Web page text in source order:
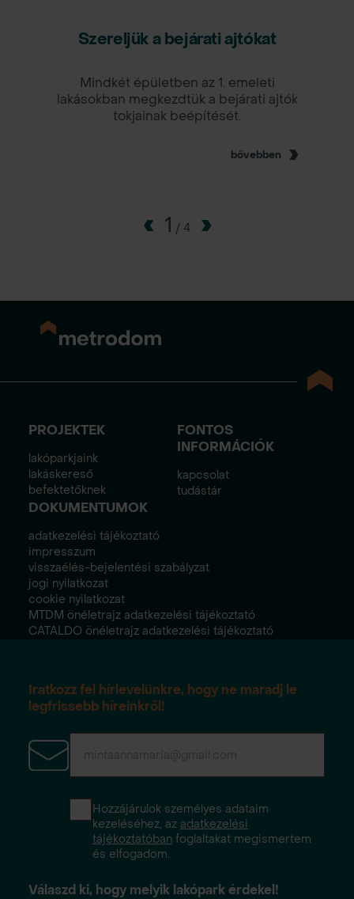
Szereljük a bejárati ajtókat
Mindkét épületben az 1. emeleti
lakásokban megkezdtük a bejárati ajtók
tokjainak beépítését.
bővebben
1 / 4
PROJEKTEK
lakóparkjaink
lakáskereső
befektetőknek
FONTOS
INFORMÁCIÓK
kapcsolat
tudástár
DOKUMENTUMOK
adatkezelési tájékoztató
impresszum
visszaélés-bejelentési szabályzat
jogi nyilatkozat
cookie nyilatkozat
MTDM önéletrajz adatkezelési tájékoztató
CATALDO önéletrajz adatkezelési tájékoztató
Iratkozz fel hírlevelünkre, hogy ne maradj le
legfrissebb híreinkről!
Hozzájárulok személyes adataim
kezeléséhez, az adatkezelési
tájékoztatóbanfoglaltakat megismertem
és elfogadom.
Válaszd ki, hogy melyik lakópark érdekel!